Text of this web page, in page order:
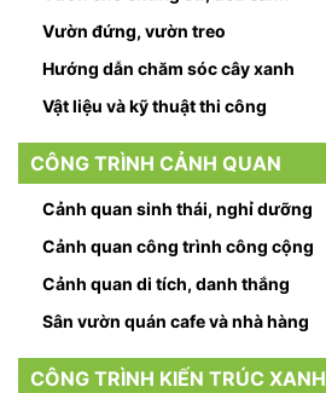
Vườn đứng, vườn treo
Hướng dẫn chăm sóc cây xanh
Vật liệu và kỹ thuật thi công
CÔNG TRÌNH CẢNH QUAN
Cảnh quan sinh thái, nghỉ dưỡng
Cảnh quan công trình công cộng
Cảnh quan di tích, danh thắng
Sân vườn quán cafe và nhà hàng
CÔNG TRÌNH KIẾN TRÚC XANH